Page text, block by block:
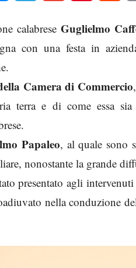
calabreseGuglielmo
con una festa in
Camera di Commercio
terra e di come essa
Papaleo, al quale sono
nonostante la grande
presentato agli
nella conduzione